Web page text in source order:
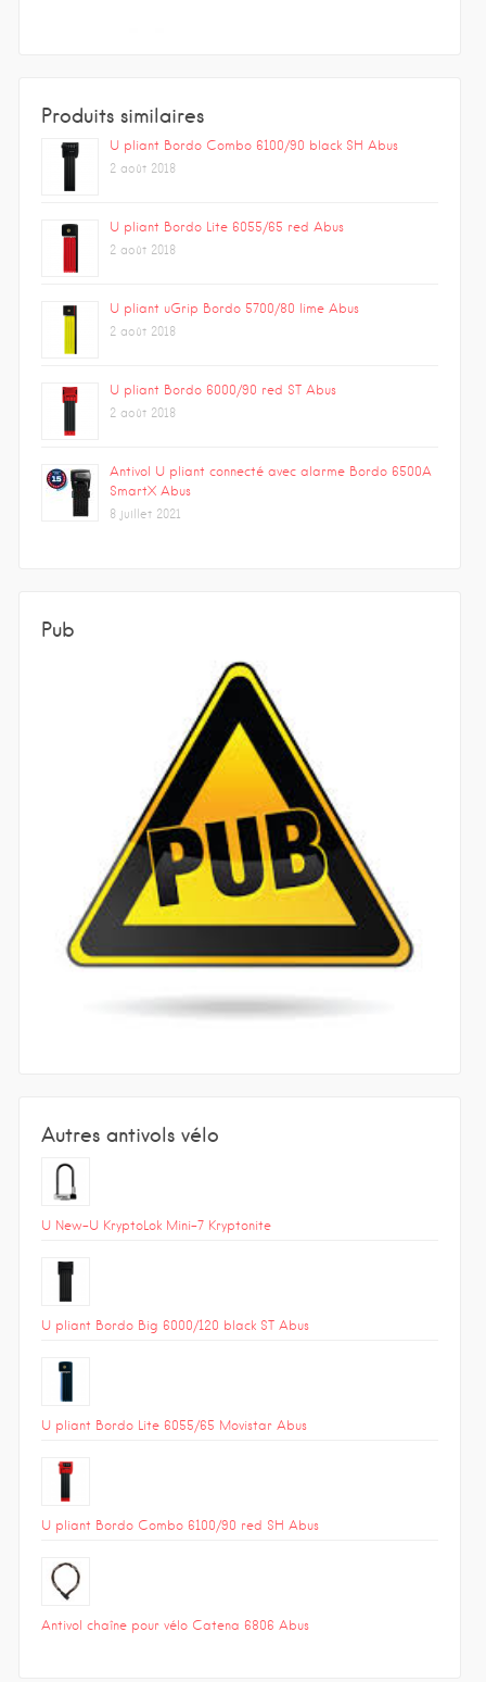
Produits similaires
U pliant Bordo Combo 6100/90 black SH Abus
2 août 2018
U pliant Bordo Lite 6055/65 red Abus
2 août 2018
U pliant uGrip Bordo 5700/80 lime Abus
2 août 2018
U pliant Bordo 6000/90 red ST Abus
2 août 2018
Antivol U pliant connecté avec alarme Bordo 6500A
SmartX Abus
8 juillet 2021
Pub
Autres antivols vélo
U New-U KryptoLok Mini-7 Kryptonite
U pliant Bordo Big 6000/120 black ST Abus
U pliant Bordo Lite 6055/65 Movistar Abus
U pliant Bordo Combo 6100/90 red SH Abus
Antivol chaîne pour vélo Catena 6806 Abus